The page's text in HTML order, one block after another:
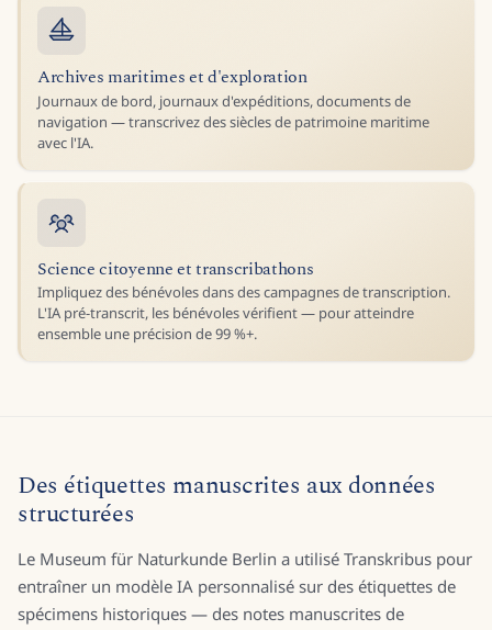
Archives maritimes et d'exploration
Journaux de bord, journaux d'expéditions, documents de
navigation — transcrivez des siècles de patrimoine maritime
avec l'IA.
Science citoyenne et transcribathons
Impliquez des bénévoles dans des campagnes de transcription.
L'IA pré-transcrit, les bénévoles vérifient — pour atteindre
ensemble une précision de 99 %+.
Des étiquettes manuscrites aux données
structurées
Le Museum für Naturkunde Berlin a utilisé Transkribus pour
entraîner un modèle IA personnalisé sur des étiquettes de
spécimens historiques — des notes manuscrites de